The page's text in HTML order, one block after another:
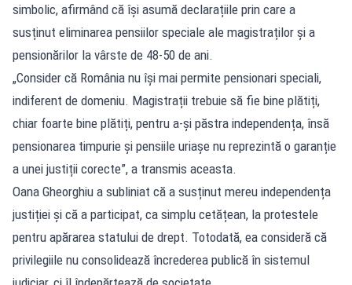
simbolic, afirmând că își asumă declarațiile prin care a
susținut eliminarea pensiilor speciale ale magistraților și a
pensionărilor la vârste de 48-50 de ani.
„Consider că România nu își mai permite pensionari speciali,
indiferent de domeniu. Magistrații trebuie să fie bine plătiți,
chiar foarte bine plătiți, pentru a-și păstra independența, însă
pensionarea timpurie și pensiile uriașe nu reprezintă o garanție
a unei justiții corecte”, a transmis aceasta.
Oana Gheorghiu a subliniat că a susținut mereu independența
justiției și că a participat, ca simplu cetățean, la protestele
pentru apărarea statului de drept. Totodată, ea consideră că
privilegiile nu consolidează încrederea publică în sistemul